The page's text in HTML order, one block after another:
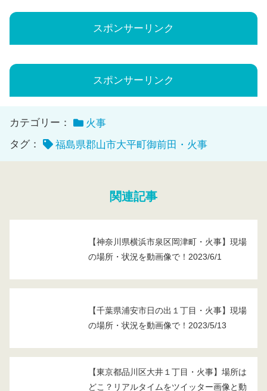
スポンサーリンク
スポンサーリンク
カテゴリー：
火事
タグ：
福島県郡山市大平町御前田・火事
関連記事
【神奈川県横浜市泉区岡津町・火事】現場
の場所・状況を動画像で！2023/6/1
【千葉県浦安市日の出１丁目・火事】現場
の場所・状況を動画像で！2023/5/13
【東京都品川区大井１丁目・火事】場所は
どこ？リアルタイムをツイッター画像と動